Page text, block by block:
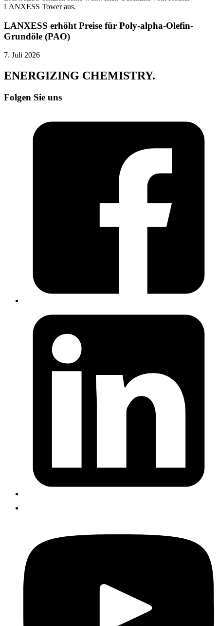
LANXESS erhöht Preise für Poly-alpha-Olefin-
Grundöle (PAO)
7. Juli 2026
ENERGIZING CHEMISTRY.
Folgen Sie uns